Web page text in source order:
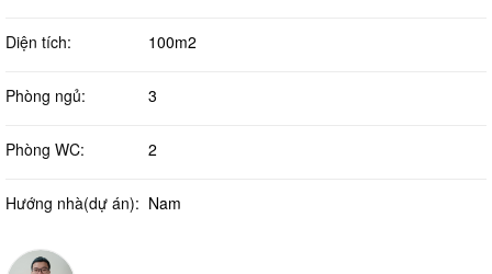
Diện tích: 100m2
Phòng ngủ: 3
Phòng WC: 2
Hướng nhà(dự án): Nam